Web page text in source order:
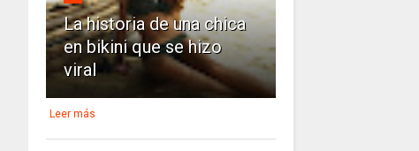
La historia de una chica
en bikini que se hizo
viral
Leer más